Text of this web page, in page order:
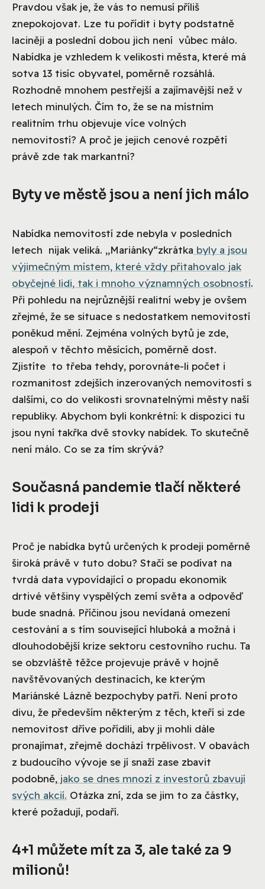
Pravdou však je, že vás to nemusí příliš
znepokojovat. Lze tu pořídit i byty podstatně
laciněji a poslední dobou jich není vůbec málo.
Nabídka je vzhledem k velikosti města, které má
sotva 13 tisíc obyvatel, poměrně rozsáhlá.
Rozhodně mnohem pestřejší a zajímavější než v
letech minulých. Čím to, že se na místním
realitním trhu objevuje více volných
nemovitostí? A proč je jejich cenové rozpětí
právě zde tak markantní?
Byty ve městě jsou a není jich málo
Nabídka nemovitostí zde nebyla v posledních
letech nijak veliká. „Mariánky“zkrátka byly a jsou
výjimečným místem, které vždy přitahovalo jak
obyčejné lidi, tak i mnoho významných osobností.
Při pohledu na nejrůznější realitní weby je ovšem
zřejmé, že se situace s nedostatkem nemovitostí
poněkud mění. Zejména volných bytů je zde,
alespoň v těchto měsících, poměrně dost.
Zjistíte to třeba tehdy, porovnáte-li počet i
rozmanitost zdejších inzerovaných nemovitostí s
dalšími, co do velikosti srovnatelnými městy naší
republiky. Abychom byli konkrétní: k dispozici tu
jsou nyní takřka dvě stovky nabídek. To skutečně
není málo. Co se za tím skrývá?
Současná pandemie tlačí některé
lidi k prodeji
Proč je nabídka bytů určených k prodeji poměrně
široká právě v tuto dobu? Stačí se podívat na
tvrdá data vypovídající o propadu ekonomik
drtivé většiny vyspělých zemí světa a odpověď
bude snadná. Příčinou jsou nevídaná omezení
cestování a s tím související hluboká a možná i
dlouhodobější krize sektoru cestovního ruchu. Ta
se obzvláště těžce projevuje právě v hojně
navštěvovaných destinacích, ke kterým
Mariánské Lázně bezpochyby patří. Není proto
divu, že především některým z těch, kteří si zde
nemovitost dříve pořídili, aby ji mohli dále
pronajímat, zřejmě dochází trpělivost. V obavách
z budoucího vývoje se jí snaží zase zbavit
podobně, jako se dnes mnozí z investorů zbavují
svých akcií. Otázka zní, zda se jim to za částky,
které požadují, podaří.
4+1 můžete mít za 3, ale také za 9
milionů!